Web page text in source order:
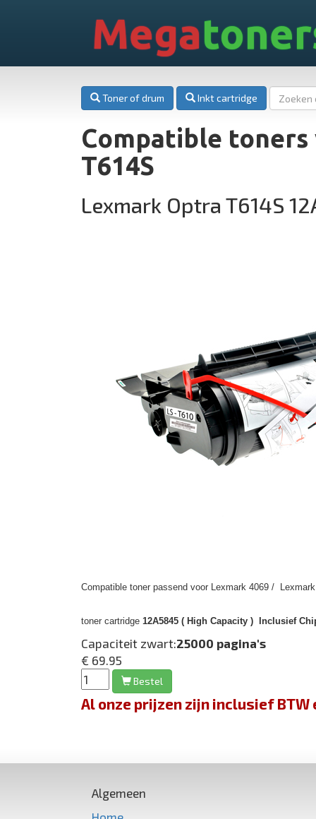
Mega
Toner of drum Inkt cartridge
Compatible
T614S
Lexmark Optra T614S
Compatible toner passend voor Lexmark 4069 /
toner cartridge 12A5845 ( High Capacity ) Inclusief
Capaciteit zwart:25000 pagina's
€ 69.95
Bestel
Al onze prijzen zijn inclusief
Algemeen